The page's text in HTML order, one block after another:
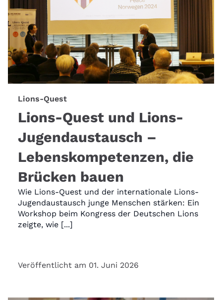
Lions-Quest
Lions-Quest und Lions-
Jugendaustausch –
Lebenskompetenzen, die
Brücken bauen
Wie Lions-Quest und der internationale Lions-
Jugendaustausch junge Menschen stärken: Ein
Workshop beim Kongress der Deutschen Lions
zeigte, wie [...]
Veröffentlicht am 01. Juni 2026